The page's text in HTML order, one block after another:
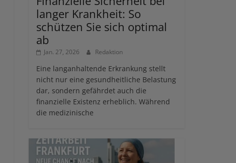
langer Krankheit: So
schützen Sie sich optimal
ab
Jan. 27, 2026 Redaktion
Eine langanhaltende Erkrankung stellt
nicht nur eine gesundheitliche Belastung
dar, sondern gefährdet auch die
finanzielle Existenz erheblich. Während
die medizinische